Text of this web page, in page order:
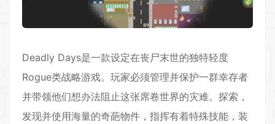
Deadly Days是一款设定在丧尸末世的独特轻度
Rogue类战略游戏。玩家必须管理并保护一群幸存者
并带领他们想办法阻止这张席卷世界的灾难。探索，
发现并使用海量的奇葩物件，指挥有着特殊技能，装